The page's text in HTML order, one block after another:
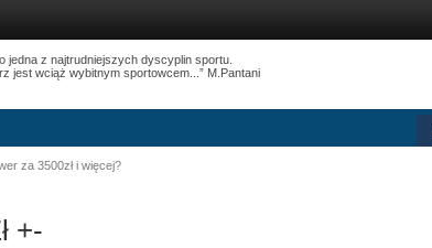
jedna z najtrudniejszych dyscyplin sportu.
jest wciąż wybitnym sportowcem...” M.Pantani
za 3500zł i więcej?
+-